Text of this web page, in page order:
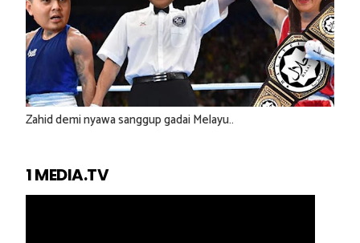
Zahid demi nyawa sanggup gadai Melayu..
1 MEDIA.TV